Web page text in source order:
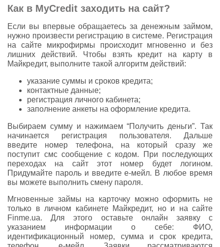
Как в MyCredit заходить на сайт?
Если вы впервые обращаетесь за денежным займом,
нужно произвести регистрацию в системе. Регистрация
на сайте микрофирмы происходит мгновенно и без
лишних действий. Чтобы взять кредит на карту в
Майкредит, выполните такой алгоритм действий:
указание суммы и сроков кредита;
контактные данные;
регистрация личного кабинета;
заполнение анкеты на оформление кредита.
Выбираем сумму и нажимаем “Получить деньги”. Так
начинается регистрация пользователя. Дальше
введите номер телефона, на который сразу же
поступит смс сообщение с кодом. При последующих
переходах на сайт этот номер будет логином.
Придумайте пароль и введите е-мейл. В любое время
вы можете выполнить смену пароля.
Мгновенные займы на карточку можно оформить не
только в личном кабинете Майкредит, но и на сайте
Finme.ua. Для этого оставьте онлайн заявку с
указанием информации о себе: ФИО,
идентификационный номер, сумма и срок кредита,